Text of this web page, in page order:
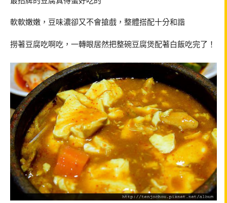
軟軟嫩嫩，豆味濃卻又不會搶戲，整體搭配十分和諧
撈著豆腐吃啊吃，一轉眼居然把整碗豆腐煲配著白飯吃完了！